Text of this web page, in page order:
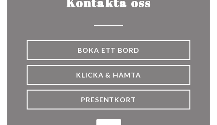
BOKA ETT BORD
KLICKA & HÄMTA
PRESENTKORT